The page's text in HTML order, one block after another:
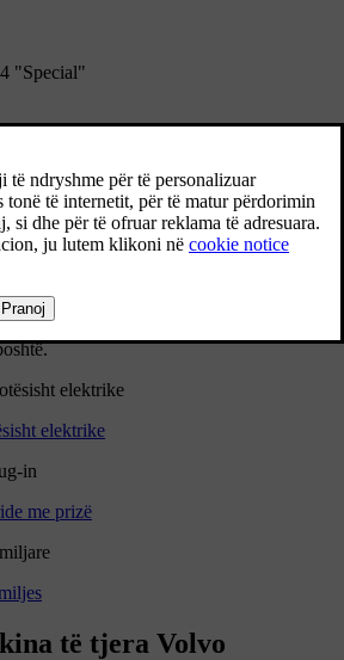
"Special"
me levë me veprim direkt në dysheme
të gjatë për t'i dhënë përparësi makinave të
shikojmë nga e ardhmja, ne gjithashtu kemi
me ne në këtë udhëtim dhe zbuloni
plotësisht elektrike, hibrideve plug-in dhe
elektrike
elektrike
in
me prizë
të tjera Volvo